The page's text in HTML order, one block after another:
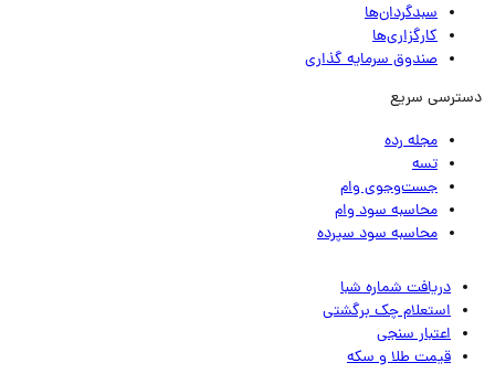
سبدگردان‌ها
کارگزاری‌ها
صندوق سرمایه گذاری
سریع
مجله رده
تسه
جست‌وجوی وام
محاسبه سود وام
محاسبه سود سپرده
دریافت شماره شبا
استعلام چک برگشتی
اعتبار سنجی
قیمت طلا و سکه